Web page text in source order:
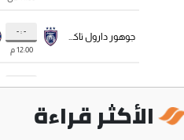
الأكثر قراءة